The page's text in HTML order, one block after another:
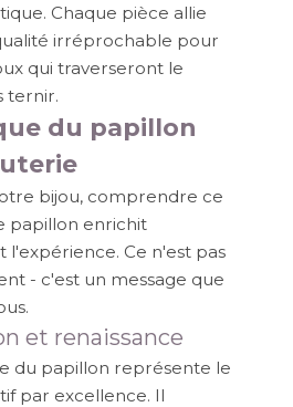
Chaque pièce allie
irréprochable pour
qui traverseront le
ternir.
du papillon
bijou, comprendre ce
papillon enrichit
l'expérience. Ce n'est pas
- c'est un message que
et renaissance
du papillon représente le
par excellence. Il